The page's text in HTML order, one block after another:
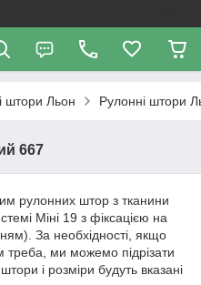
штори Льон Рулонні штори
667
рулонних штор з тканини
Міні 19 з фіксацією на
За необхідності, якщо
треба, ми можемо підрізати
і розміри будуть вказані